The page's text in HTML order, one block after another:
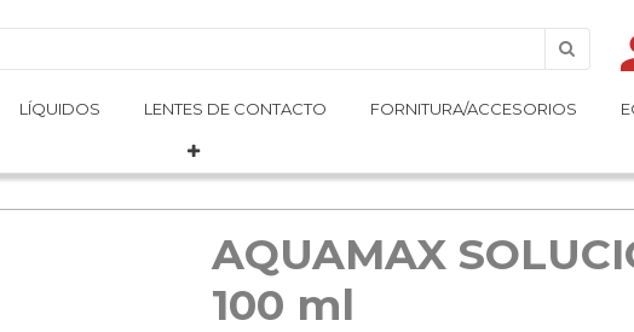
LÍQUIDOS LENTES DE CONTACTO FORNITURA/ACCESORIOS
LÍQUIDOS LENTES DE CONTACTO FORNITURA/ACCESORIOS
AQUAMAX
100 ml